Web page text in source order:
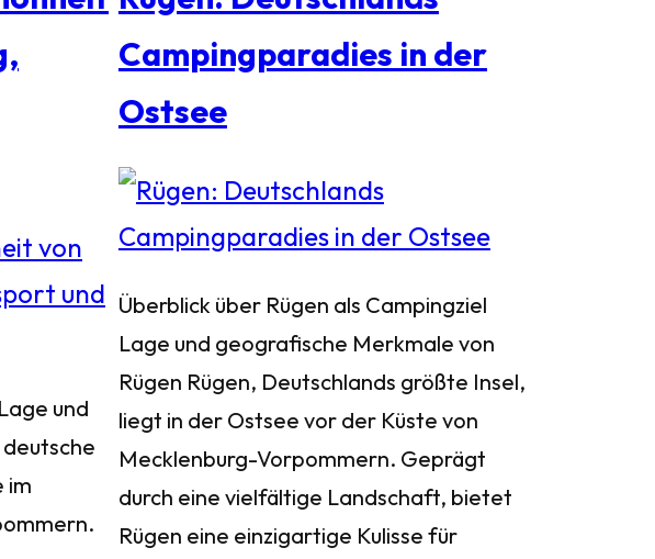
und
im
Campingparadies in der
Ostsee
Überblick über Rügen als Campingziel
Lage und geografische Merkmale von
Rügen Rügen, Deutschlands größte Insel,
liegt in der Ostsee vor der Küste von
Mecklenburg-Vorpommern. Geprägt
durch eine vielfältige Landschaft, bietet
Rügen eine einzigartige Kulisse für